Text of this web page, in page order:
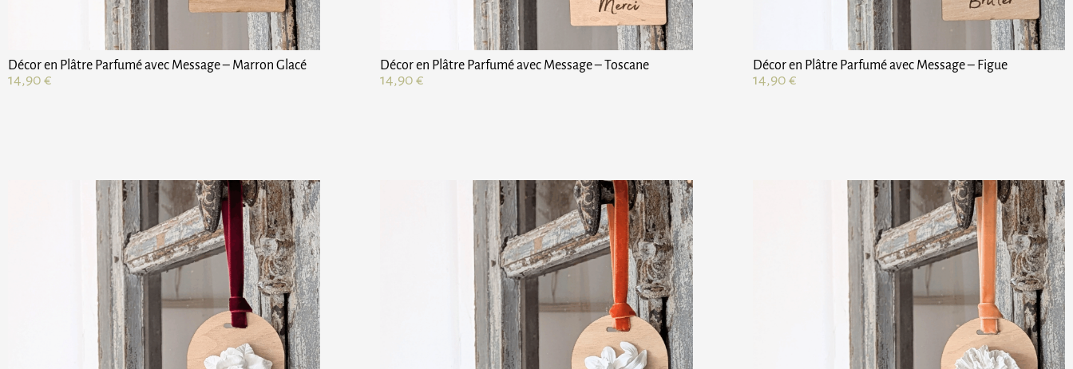
Décor en Plâtre Parfumé avec Message – Marron Glacé
14,90 €
Décor en Plâtre Parfumé avec Message – Toscane
14,90€
Décor en Plâtre Parfumé avec Message – Figue
14,90 €